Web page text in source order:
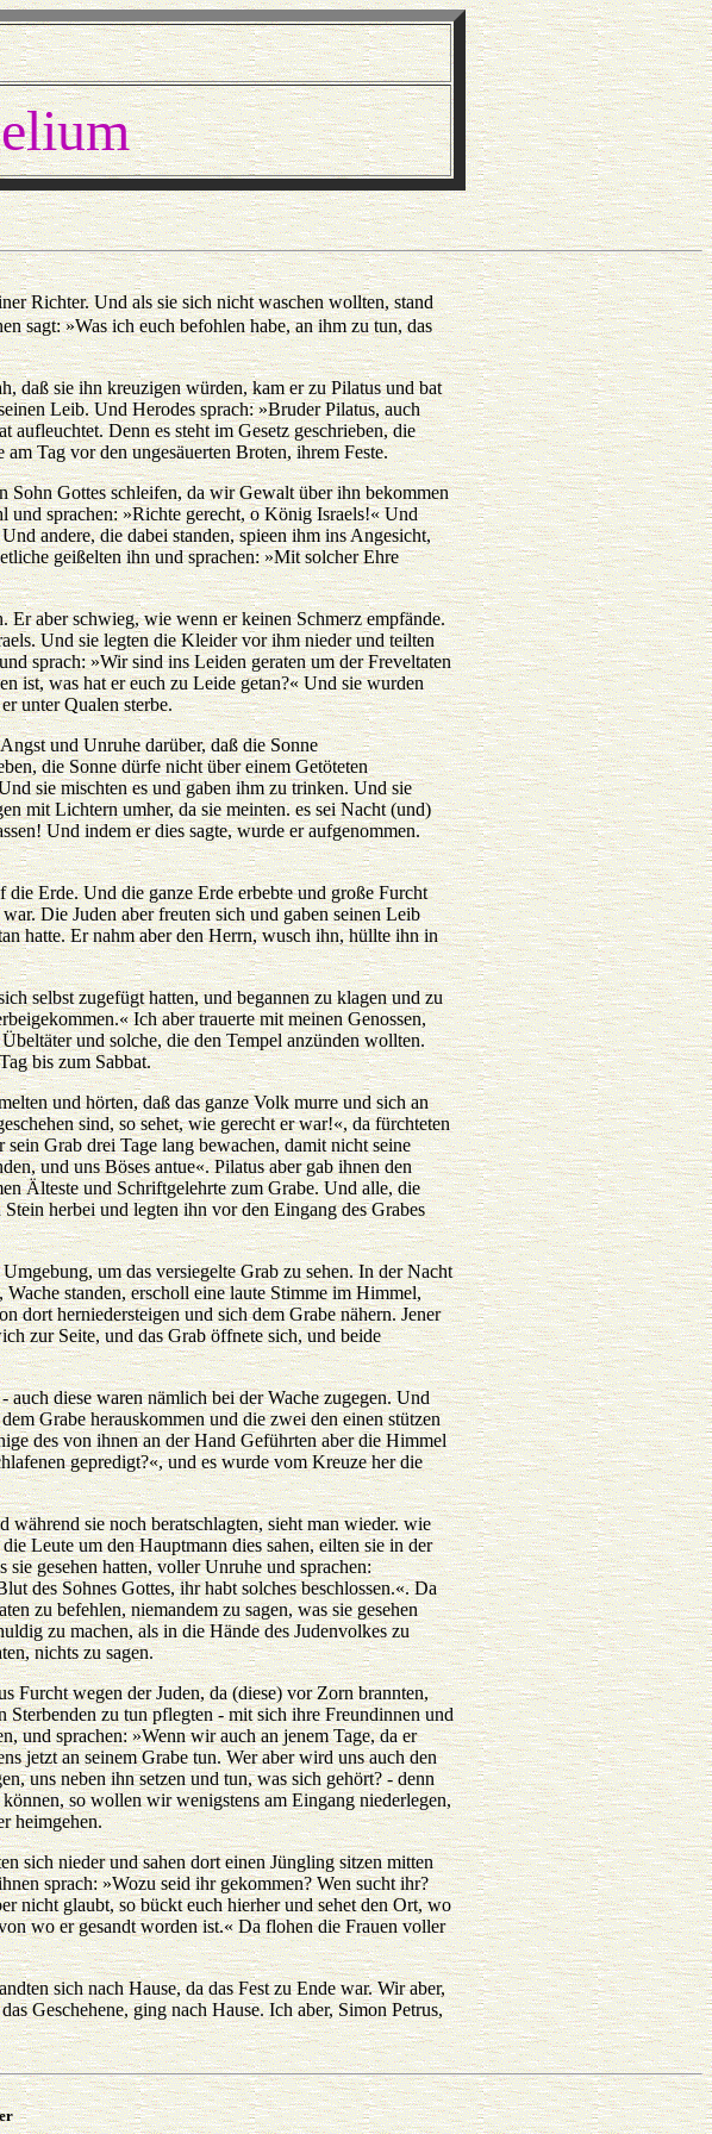
Richter. Und als sie sich nicht waschen wollten, stand
sagt: »Was ich euch befohlen habe, an ihm zu tun, das
daß sie ihn kreuzigen würden, kam er zu Pilatus und bat
Leib. Und Herodes sprach: »Bruder Pilatus, auch
Denn es steht im Gesetz geschrieben, die
Tag vor den ungesäuerten Broten, ihrem Feste.
Sohn Gottes schleifen, da wir Gewalt über ihn bekommen
und sprachen: »Richte gerecht, o König Israels!« Und
andere, die dabei standen, spieen ihm ins Angesicht,
geißelten ihn und sprachen: »Mit solcher Ehre
aber schwieg, wie wenn er keinen Schmerz empfände.
Und sie legten die Kleider vor ihm nieder und teilten
sprach: »Wir sind ins Leiden geraten um der Freveltaten
ist, was hat er euch zu Leide getan?« Und sie wurden
unter Qualen sterbe.
und Unruhe darüber, daß die Sonne
die Sonne dürfe nicht über einem Getöteten
sie mischten es und gaben ihm zu trinken. Und sie
mit Lichtern umher, da sie meinten. es sei Nacht (und)
Und indem er dies sagte, wurde er aufgenommen.
Erde. Und die ganze Erde erbebte und große Furcht
Die Juden aber freuten sich und gaben seinen Leib
hatte. Er nahm aber den Herrn, wusch ihn, hüllte ihn in
selbst zugefügt hatten, und begannen zu klagen und zu
Ich aber trauerte mit meinen Genossen,
und solche, die den Tempel anzünden wollten.
bis zum Sabbat.
und hörten, daß das ganze Volk murre und sich an
sind, so sehet, wie gerecht er war!«, da fürchteten
Grab drei Tage lang bewachen, damit nicht seine
und uns Böses antue«. Pilatus aber gab ihnen den
Älteste und Schriftgelehrte zum Grabe. Und alle, die
herbei und legten ihn vor den Eingang des Grabes
um das versiegelte Grab zu sehen. In der Nacht
standen, erscholl eine laute Stimme im Himmel,
dort herniedersteigen und sich dem Grabe nähern. Jener
zur Seite, und das Grab öffnete sich, und beide
diese waren nämlich bei der Wache zugegen. Und
Grabe herauskommen und die zwei den einen stützen
des von ihnen an der Hand Geführten aber die Himmel
gepredigt?«, und es wurde vom Kreuze her die
während sie noch beratschlagten, sieht man wieder. wie
Leute um den Hauptmann dies sahen, eilten sie in der
gesehen hatten, voller Unruhe und sprachen:
des Sohnes Gottes, ihr habt solches beschlossen.«. Da
zu befehlen, niemandem zu sagen, was sie gesehen
zu machen, als in die Hände des Judenvolkes zu
nichts zu sagen.
Furcht wegen der Juden, da (diese) vor Zorn brannten,
Sterbenden zu tun pflegten - mit sich ihre Freundinnen und
und sprachen: »Wenn wir auch an jenem Tage, da er
jetzt an seinem Grabe tun. Wer aber wird uns auch den
uns neben ihn setzen und tun, was sich gehört? - denn
so wollen wir wenigstens am Eingang niederlegen,
heimgehen.
sich nieder und sahen dort einen Jüngling sitzen mitten
sprach: »Wozu seid ihr gekommen? Wen sucht ihr?
nicht glaubt, so bückt euch hierher und sehet den Ort, wo
wo er gesandt worden ist.« Da flohen die Frauen voller
sich nach Hause, da das Fest zu Ende war. Wir aber,
Geschehene, ging nach Hause. Ich aber, Simon Petrus,